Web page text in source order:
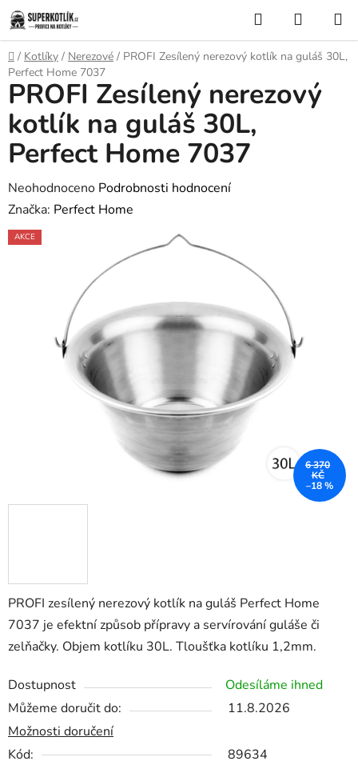
Přejít
na
obsah
Hledat
KOŠÍK
Domů
/ Kotlíky / Nerezové / PROFI Zesílený nerezový kotlík na guláš 30L,
Perfect Home 7037
PROFI zesílený nerezový kotlík na guláš Perfect Home
7037 je efektní způsob přípravy a servírování guláše či
zelňačky. Objem kotlíku 30L. Tloušťka kotlíku 1,2mm.
Dostupnost
Odesíláme ihned
Můžeme doručit do:
11.8.2026
Možnosti doručení
Kód:
89634
PROFI Zesílený nerezový
kotlík na guláš 30L,
Perfect Home 7037
Průměrné
hodnocení
produktu
hvězdiček.
Neohodnoceno Podrobnosti hodnocení
Značka: Perfect Home
AKCE
6 370
KČ
–18 %